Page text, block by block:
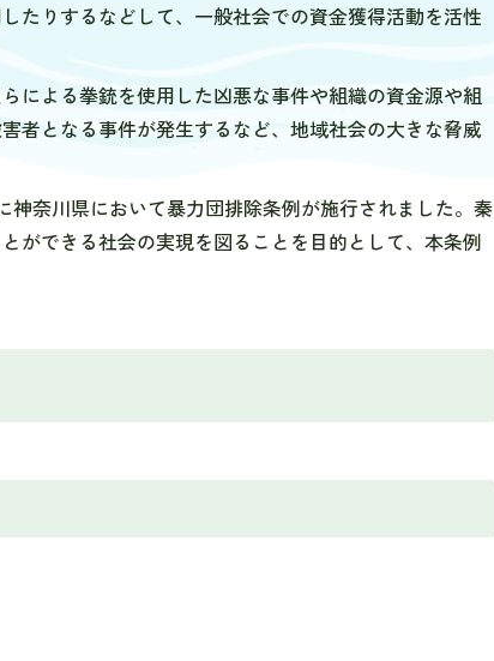
たりするなどして、一般社会での資金獲得活動を活性
による拳銃を使用した凶悪な事件や組織の資金源や組
者となる事件が発生するなど、地域社会の大きな脅威
神奈川県において暴力団排除条例が施行されました。秦
ができる社会の実現を図ることを目的として、本条例